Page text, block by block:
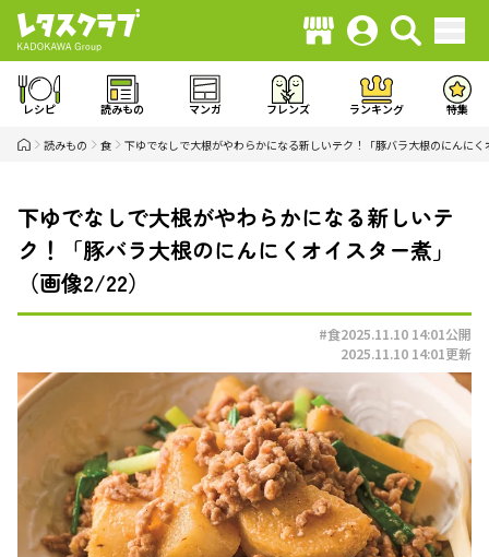
レシピ 読みもの マンガ フレンズ ランキング 特集
読みもの 食 下ゆでなしで大根がやわらかになる新しいテク！「豚バラ大根のにんにく
下ゆでなしで大根がやわらかになる新しいテ
ク！「豚バラ大根のにんにくオイスター煮」
（画像2/22）
#食2025.11.10 14:01公開
2025.11.10 14:01更新